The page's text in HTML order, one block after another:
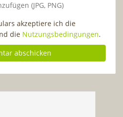
(JPG, PNG)
akzeptiere ich die
die Nutzungsbedingungen.